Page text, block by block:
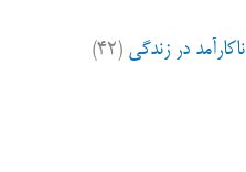
در زندگی (۴۲)